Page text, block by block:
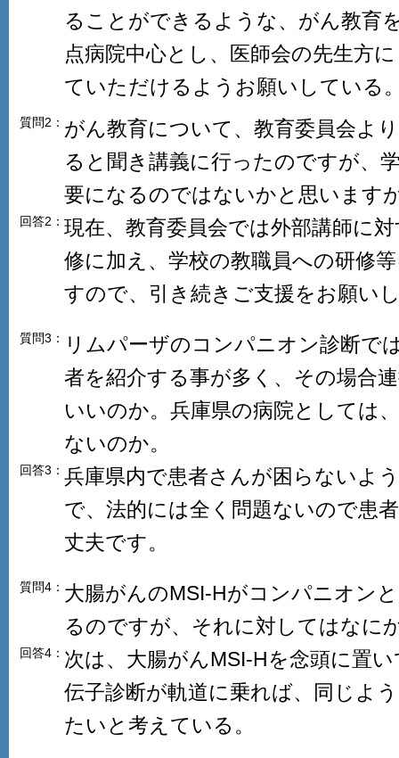
ることができるような、がん教育
点病院中心とし、医師会の先生方
ていただけるようお願いしている
質問2： がん教育について、教育委員会よ
ると聞き講義に行ったのですが、
要になるのではないかと思います
回答2： 現在、教育委員会では外部講師に
修に加え、学校の教職員への研修
すので、引き続きご支援をお願い
質問3：
リムパーザのコンパニオン診断で
者を紹介する事が多く、その場合
いいのか。兵庫県の病院としては
ないのか。
回答3： 兵庫県内で患者さんが困らないよ
で、法的には全く問題ないので患
丈夫です。
質問4： 大腸がんのMSI-Hがコンパニオン
るのですが、それに対してはなに
回答4： 次は、大腸がんMSI-Hを念頭に置
伝子診断が軌道に乗れば、同じよ
たいと考えている。